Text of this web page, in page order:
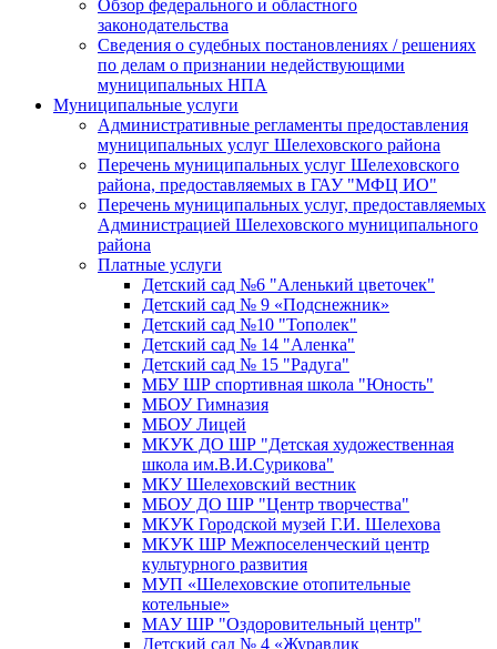
Обзор федерального и областного
законодательства
Сведения о судебных постановлениях / решениях
по делам о признании недействующими
муниципальных НПА
Муниципальные услуги
Административные регламенты предоставления
муниципальных услуг Шелеховского района
Перечень муниципальных услуг Шелеховского
района, предоставляемых в ГАУ "МФЦ ИО"
Перечень муниципальных услуг, предоставляемых
Администрацией Шелеховского муниципального
района
Платные услуги
Детский сад №6 "Аленький цветочек"
Детский сад № 9 «Подснежник»
Детский сад №10 "Тополек"
Детский сад № 14 "Аленка"
Детский сад № 15 "Радуга"
МБУ ШР спортивная школа "Юность"
МБОУ Гимназия
МБОУ Лицей
МКУК ДО ШР "Детская художественная
школа им.В.И.Сурикова"
МКУ Шелеховский вестник
МБОУ ДО ШР "Центр творчества"
МКУК Городской музей Г.И. Шелехова
МКУК ШР Межпоселенческий центр
культурного развития
МУП «Шелеховские отопительные
котельные»
МАУ ШР "Оздоровительный центр"
Детский сад № 4 «Журавлик